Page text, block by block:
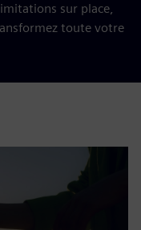
sur place,
toute votre